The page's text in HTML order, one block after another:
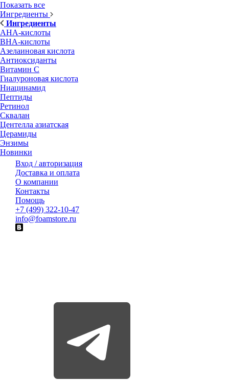
Показать все
Ингредиенты
Ингредиенты
AHA-кислоты
BHA-кислоты
Азелаиновая кислота
Антиоксиданты
Витамин С
Гиалуроновая кислота
Ниацинамид
Пептиды
Ретинол
Сквалан
Центелла азиатская
Церамиды
Энзимы
Новинки
Вход / авторизация
Доставка и оплата
О компании
Контакты
Помощь
+7 (499) 322-10-47
info@foamstore.ru